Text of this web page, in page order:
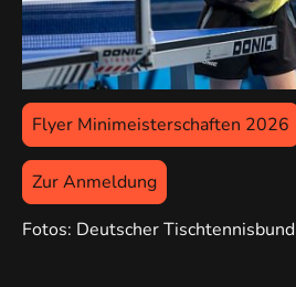
Flyer Minimeisterschaften 2026
Zur Anmeldung
Fotos: Deutscher Tischtennisbund